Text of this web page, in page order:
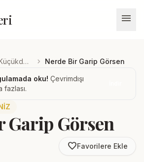
menu
Hayri Küçükdeniz chevron_right Nerde Bir Garip Görsen
oku! Çevrimdışı
fazlası.
Garip Görsen
favorite_borderFavorilere Ekle